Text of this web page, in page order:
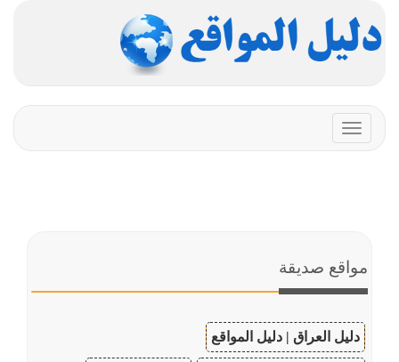
Toggle
navigation
مواقع صديقة
دليل العراق | دليل المواقع